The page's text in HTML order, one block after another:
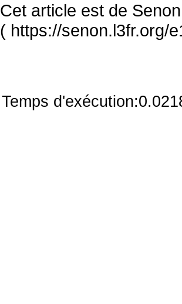
Cet article est de
( https://senon.l3fr.org/
Temps